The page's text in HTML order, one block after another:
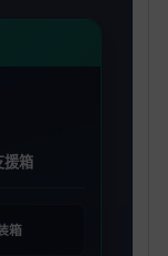
援箱
箱